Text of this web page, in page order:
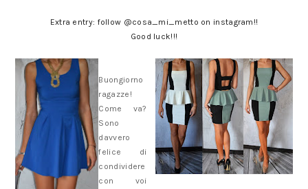
Extra entry: follow @cosa_mi_metto on instagram!!
Good luck!!!
Buongiorno
ragazze!
Come va?
Sono
davvero
felice di
condividere
con voi